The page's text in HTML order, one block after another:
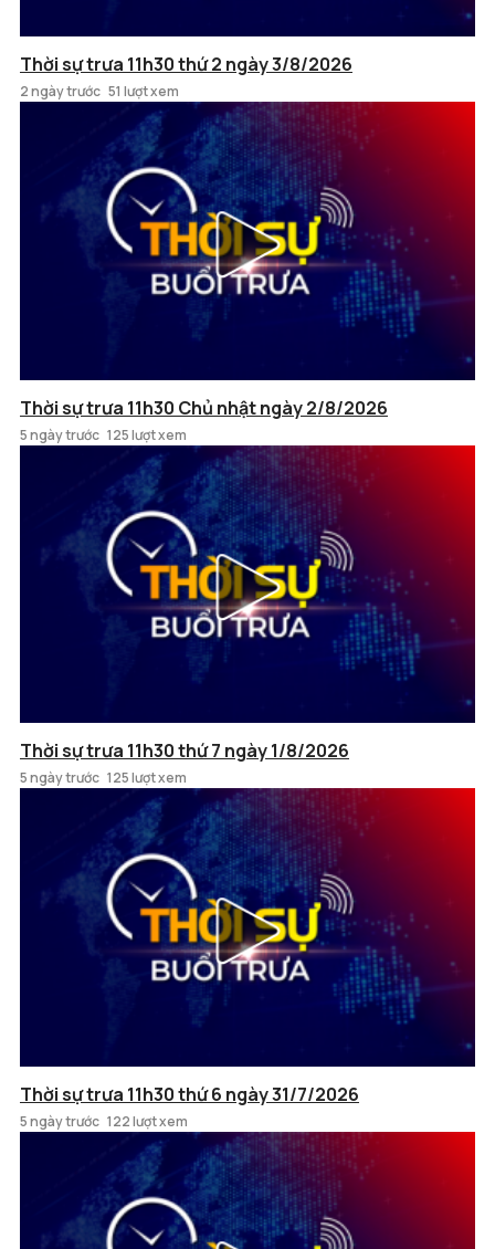
Thời sự trưa 11h30 thứ 2 ngày 3/8/2026
2 ngày trước 51 lượt xem
Thời sự trưa 11h30 Chủ nhật ngày 2/8/2026
5 ngày trước 125 lượt xem
Thời sự trưa 11h30 thứ 7 ngày 1/8/2026
5 ngày trước 125 lượt xem
Thời sự trưa 11h30 thứ 6 ngày 31/7/2026
5 ngày trước 122 lượt xem